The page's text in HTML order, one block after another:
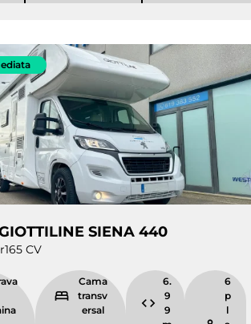
SIENA 440
165 CV
Cama
transv
ersal
6.
9
9
6
p
l